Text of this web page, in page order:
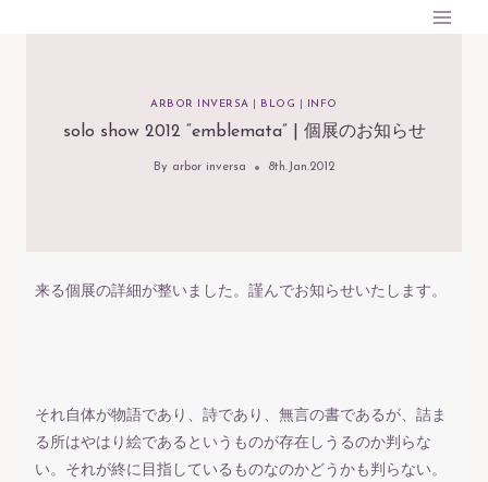
ARBOR INVERSA BLOG INFO
solo show 2012 “emblemata” | 個展のお知らせ
By arbor inversa 8th.Jan.2012
来る個展の詳細が整いました。謹んでお知らせいたします。
それ自体が物語であり、詩であり、無言の書であるが、詰ま
る所はやはり絵であるというものが存在しうるのか判らな
い。それが終に目指しているものなのかどうかも判らない。